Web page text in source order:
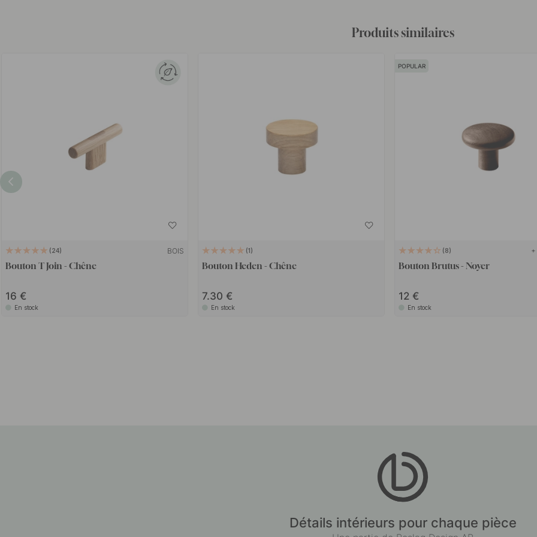
Produits similaires
24 BOIS
Bouton T Join - Chêne
16
En stock
1
Bouton Heden - Chêne
7.30
En stock
POPULAR
8 +
Bouton Brutus - Noyer
12
En stock
Détails intérieurs pour chaque pièce